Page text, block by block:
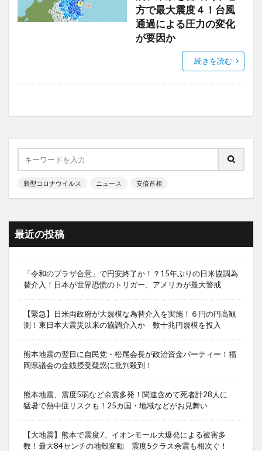
方で最大震度４！台風
通過による圧力の変化
が要因か
続きを読む
新型コロナウイルス ニュース 安倍首相
最近の投稿
「令和のプラザ合意」で円安終了か！？15年ぶりの日米協調為
替介入！日本が世界恐慌のトリガー、アメリカが最大警戒
【緊急】日米両政府が大規模な為替介入を実施！６円の円高観
測！東日本大震災以来の協調介入か 数十兆円規模を投入
熊本地震の翌日に自民党・松尾会長が政治資金パーティー！福
岡県議会の金銭授受疑惑に批判殺到！
熊本地震、震度5弱など余震多発！関連含めて死者計28人に
猛暑で熱中症リスクも！25カ国・地域などがお見舞い
【大地震】熊本で震度7、イオンモール大爆発による被害多
数！最大84センチの地殻変動 震度5クラス余震も相次ぐ！